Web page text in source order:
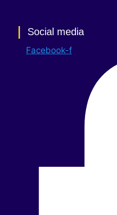
Social media
Facebook-f